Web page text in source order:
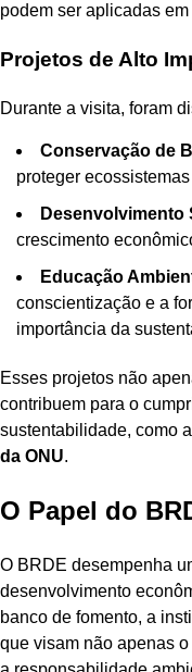
podem ser aplicadas
Projetos de Alto
Durante a visita, foram
Conservação de
proteger
Desenvolvimento
crescimento
Educação
conscientização e a
importância da
Esses projetos não
contribuem para o
sustentabilidade, como
da ONU.
O Papel do
O BRDE desempenha
desenvolvimento
banco de fomento, a
que visam não apenas